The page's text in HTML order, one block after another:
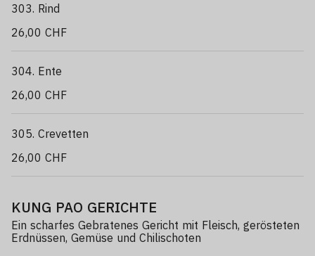
303. Rind
26,00 CHF
304. Ente
26,00 CHF
305. Crevetten
26,00 CHF
KUNG PAO GERICHTE
Ein scharfes Gebratenes Gericht mit Fleisch, gerösteten
Erdnüssen, Gemüse und Chilischoten